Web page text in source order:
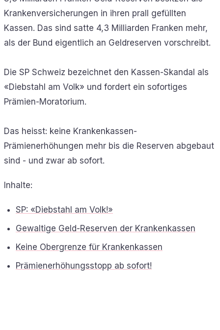
Krankenversicherungen in ihren prall gefüllten
Kassen. Das sind satte 4,3 Milliarden Franken mehr,
als der Bund eigentlich an Geldreserven vorschreibt.
Die SP Schweiz bezeichnet den Kassen-Skandal als
«Diebstahl am Volk» und fordert ein sofortiges
Prämien-Moratorium.
Das heisst: keine Krankenkassen-
Prämienerhöhungen mehr bis die Reserven abgebaut
sind - und zwar ab sofort.
Inhalte:
SP: «Diebstahl am Volk!»
Gewaltige Geld-Reserven der Krankenkassen
Keine Obergrenze für Krankenkassen
Prämienerhöhungsstopp ab sofort!